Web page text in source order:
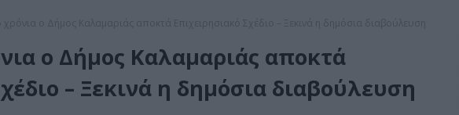
ο Δήμος Καλαμαριάς αποκτά
– Ξεκινά η δημόσια διαβούλευση